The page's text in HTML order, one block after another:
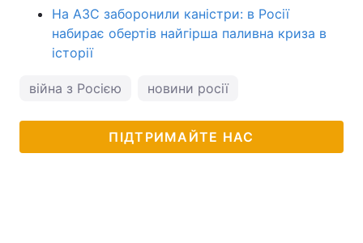
На АЗС заборонили каністри: в Росії
набирає обертів найгірша паливна криза в
історії
війна з Росією новини росії
ПІДТРИМАЙТЕ НАС